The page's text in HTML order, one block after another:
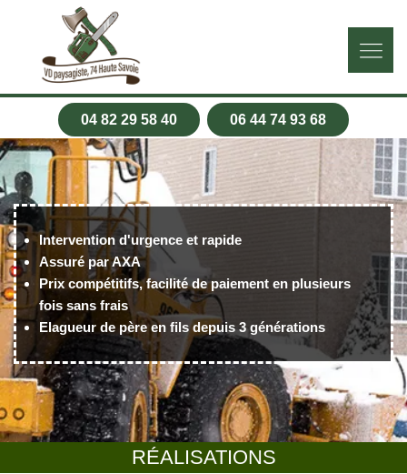
04 82 29 58 40 06 44 74 93 68
RÉALISATIONS
Intervention d'urgence et rapide
Assuré par AXA
Prix compétitifs, facilité de paiement en plusieurs
fois sans frais
Elagueur de père en fils depuis 3 générations